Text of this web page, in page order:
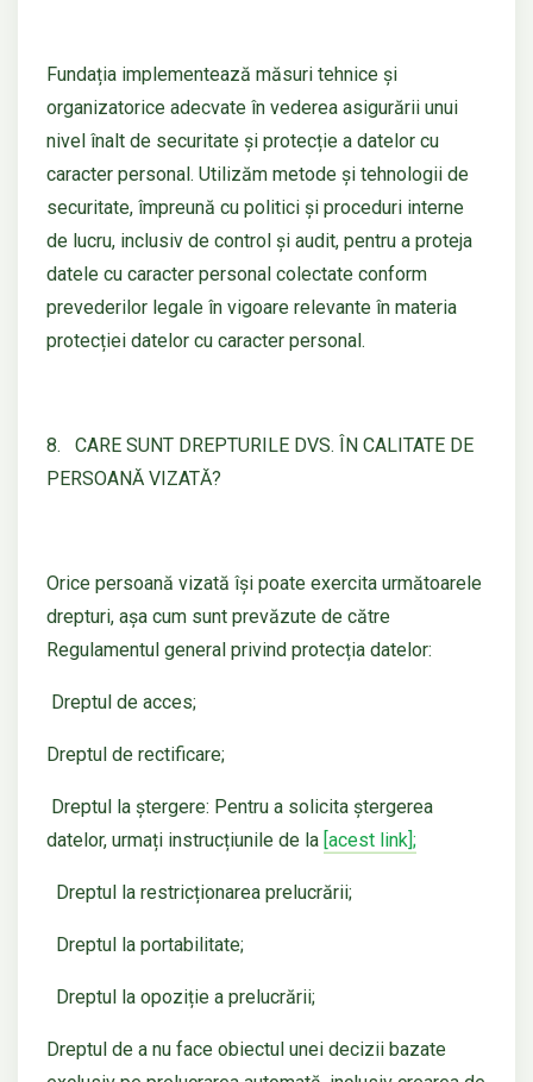
Fundația implementează măsuri tehnice și
organizatorice adecvate în vederea asigurării unui
nivel înalt de securitate și protecție a datelor cu
caracter personal. Utilizăm metode şi tehnologii de
securitate, împreună cu politici şi proceduri interne
de lucru, inclusiv de control şi audit, pentru a proteja
datele cu caracter personal colectate conform
prevederilor legale în vigoare relevante în materia
protecției datelor cu caracter personal.
8. CARE SUNT DREPTURILE DVS. ÎN CALITATE DE
PERSOANĂ VIZATĂ?
Orice persoană vizată își poate exercita următoarele
drepturi, așa cum sunt prevăzute de către
Regulamentul general privind protecția datelor:
Dreptul de acces;
Dreptul de rectificare;
Dreptul la ștergere: Pentru a solicita ștergerea
datelor, urmați instrucțiunile de la [acest link];
Dreptul la restricționarea prelucrării;
Dreptul la portabilitate;
Dreptul la opoziție a prelucrării;
Dreptul de a nu face obiectul unei decizii bazate